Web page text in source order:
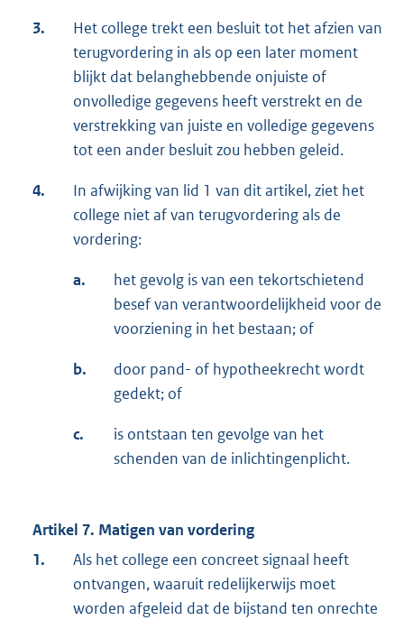
3.
Het college trekt een besluit tot het afzien van
terugvordering in als op een later moment
blijkt dat belanghebbende onjuiste of
onvolledige gegevens heeft verstrekt en de
verstrekking van juiste en volledige gegevens
tot een ander besluit zou hebben geleid.
4.
In afwijking van lid 1 van dit artikel, ziet het
college niet af van terugvordering als de
vordering:
a.
het gevolg is van een tekortschietend
besef van verantwoordelijkheid voor de
voorziening in het bestaan; of
b.
door pand- of hypotheekrecht wordt
gedekt; of
c.
is ontstaan ten gevolge van het
schenden van de inlichtingenplicht.
Artikel 7. Matigen van vordering
1.
Als het college een concreet signaal heeft
ontvangen, waaruit redelijkerwijs moet
worden afgeleid dat de bijstand ten onrechte